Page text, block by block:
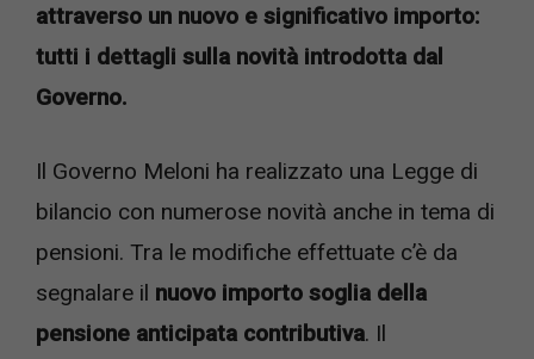
attraverso un nuovo e significativo importo:
tutti i dettagli sulla novità introdotta dal
Governo.
Il Governo Meloni ha realizzato una Legge di
bilancio con numerose novità anche in tema di
pensioni. Tra le modifiche effettuate c’è da
segnalare il nuovo importo soglia della
pensione anticipata contributiva. Il